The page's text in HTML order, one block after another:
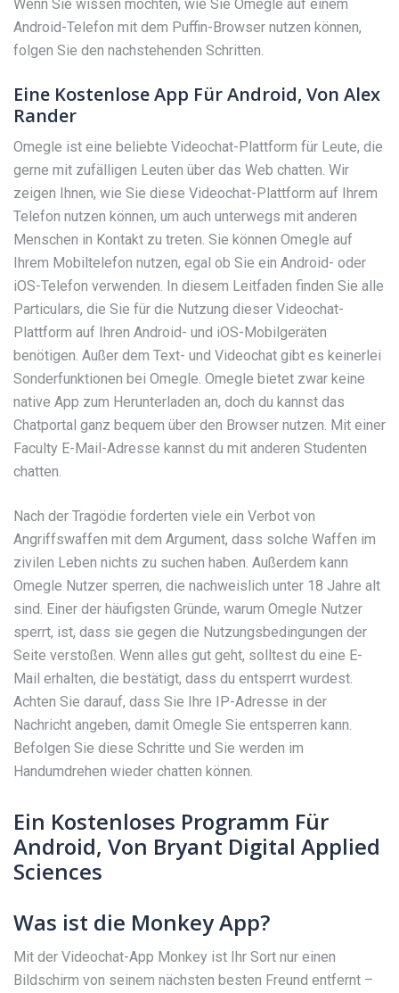
Wenn Sie wissen möchten, wie Sie Omegle auf einem
Android-Telefon mit dem Puffin-Browser nutzen können,
folgen Sie den nachstehenden Schritten.
Eine Kostenlose App Für Android, Von Alex
Rander
Omegle ist eine beliebte Videochat-Plattform für Leute, die
gerne mit zufälligen Leuten über das Web chatten. Wir
zeigen Ihnen, wie Sie diese Videochat-Plattform auf Ihrem
Telefon nutzen können, um auch unterwegs mit anderen
Menschen in Kontakt zu treten. Sie können Omegle auf
Ihrem Mobiltelefon nutzen, egal ob Sie ein Android- oder
iOS-Telefon verwenden. In diesem Leitfaden finden Sie alle
Particulars, die Sie für die Nutzung dieser Videochat-
Plattform auf Ihren Android- und iOS-Mobilgeräten
benötigen. Außer dem Text- und Videochat gibt es keinerlei
Sonderfunktionen bei Omegle. Omegle bietet zwar keine
native App zum Herunterladen an, doch du kannst das
Chatportal ganz bequem über den Browser nutzen. Mit einer
Faculty E-Mail-Adresse kannst du mit anderen Studenten
chatten.
Nach der Tragödie forderten viele ein Verbot von
Angriffswaffen mit dem Argument, dass solche Waffen im
zivilen Leben nichts zu suchen haben. Außerdem kann
Omegle Nutzer sperren, die nachweislich unter 18 Jahre alt
sind. Einer der häufigsten Gründe, warum Omegle Nutzer
sperrt, ist, dass sie gegen die Nutzungsbedingungen der
Seite verstoßen. Wenn alles gut geht, solltest du eine E-
Mail erhalten, die bestätigt, dass du entsperrt wurdest.
Achten Sie darauf, dass Sie Ihre IP-Adresse in der
Nachricht angeben, damit Omegle Sie entsperren kann.
Befolgen Sie diese Schritte und Sie werden im
Handumdrehen wieder chatten können.
Ein Kostenloses Programm Für
Android, Von Bryant Digital Applied
Sciences
Was ist die Monkey App?
Mit der Videochat-App Monkey ist Ihr Sort nur einen
Bildschirm von seinem nächsten besten Freund entfernt –